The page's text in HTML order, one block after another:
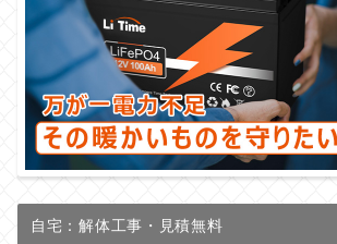
自宅：解体工事・見積無料